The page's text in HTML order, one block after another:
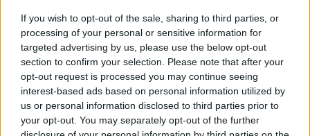
If you wish to opt-out of the sale, sharing to third parties, or
processing of your personal or sensitive information for
targeted advertising by us, please use the below opt-out
section to confirm your selection. Please note that after your
opt-out request is processed you may continue seeing
interest-based ads based on personal information utilized by
us or personal information disclosed to third parties prior to
your opt-out. You may separately opt-out of the further
περιβάλλον διεκδικεί μικρότερο ή μεγαλύτερο
μερίδιο ευθύνης για τον τρόπο που ο καθένας
και η καθεμία αισθάνεται για την εικόνα του/της.
Σε αυτό το περιβάλλον, φωνές που θεωρητικά
ασκούν κάποιου μεγέθους επιρροή, στέλνουν
ηχηρά μηνύματα αποδοχής κατακεραυνώνοντας